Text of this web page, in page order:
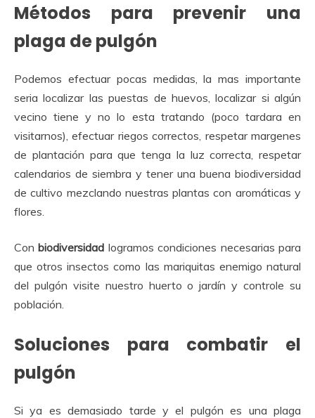
Métodos para prevenir una
plaga de pulgón
Podemos efectuar pocas medidas, la mas importante
seria localizar las puestas de huevos, localizar si algún
vecino tiene y no lo esta tratando (poco tardara en
visitarnos), efectuar riegos correctos, respetar margenes
de plantación para que tenga la luz correcta, respetar
calendarios de siembra y tener una buena biodiversidad
de cultivo mezclando nuestras plantas con aromáticas y
flores.
Conbiodiversidad logramos condiciones necesarias para
que otros insectos como las mariquitas enemigo natural
del pulgón visite nuestro huerto o jardín y controle su
población.
Soluciones para combatir el
pulgón
Si ya es demasiado tarde y el pulgón es una plaga